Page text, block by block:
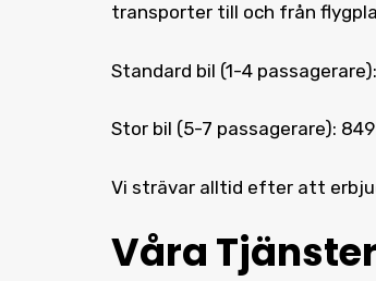
transporter till och från
Standard bil (1-4
Stor bil (5-7 passagerare): 849
Vi strävar alltid efter att
Våra